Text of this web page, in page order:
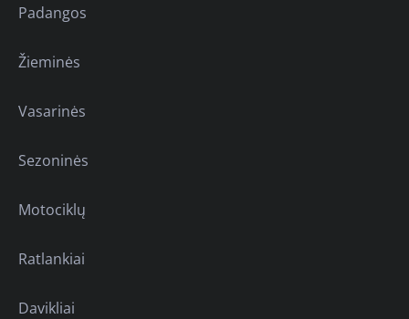
Padangos
Žieminės
Vasarinės
Sezoninės
Motociklų
Ratlankiai
Davikliai